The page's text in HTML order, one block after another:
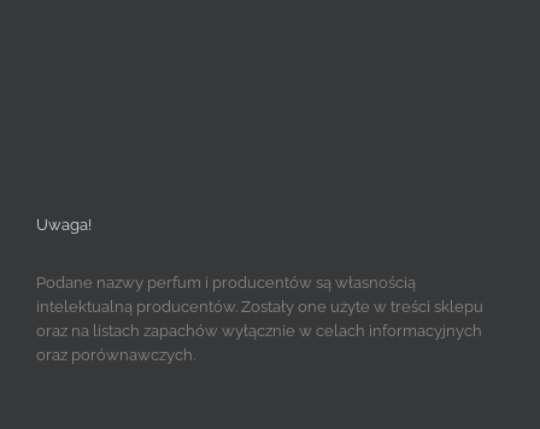
Uwaga!
Podane nazwy perfum i producentów są własnością
intelektualną producentów. Zostały one użyte w treści sklepu
oraz na listach zapachów wyłącznie w celach informacyjnych
oraz porównawczych.